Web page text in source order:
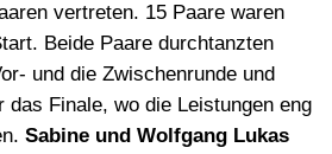
vertreten. 15 Paare waren
Beide Paare durchtanzten
und die Zwischenrunde und
Finale, wo die Leistungen eng
Sabine und Wolfgang Lukas